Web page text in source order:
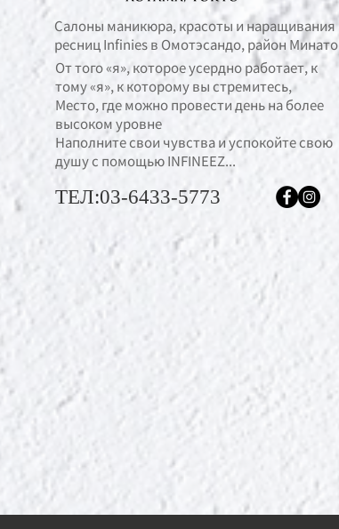
Салоны маникюра, красоты и наращивания
ресниц Infinies в Омотэсандо, район Минато
От того «я», которое усердно работает, к
тому «я», к которому вы стремитесь,
Место, где можно провести день на более
высоком уровне
Наполните свои чувства и успокойте свою
душу с помощью INFINEEZ...
ТЕЛ:03-6433-5773